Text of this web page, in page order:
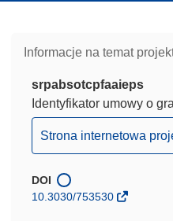
Informacje na temat
srpabsotcpfaaieps
Identyfikator umowy o
(odnośnik
otworzy
w
Strona internetowa
DOI
10.3030/753530